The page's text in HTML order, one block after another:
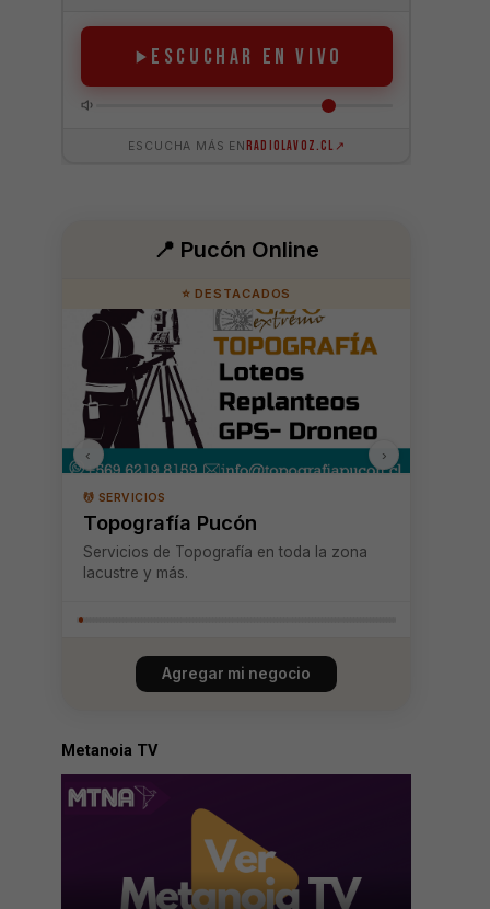
📍 Pucón Online
⭐ DESTACADOS
💆 SERVICIOS
Topografía Pucón
Servicios de Topografía en toda la zona
lacustre y más.
‹ ›
Agregar mi negocio
Metanoia TV